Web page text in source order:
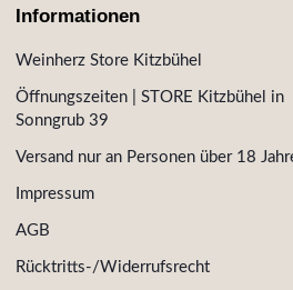
Informationen
Weinherz Store Kitzbühel
Öffnungszeiten | STORE Kitzbühel in
Sonngrub 39
Versand nur an Personen über 18
Impressum
AGB
Rücktritts-/Widerrufsrecht